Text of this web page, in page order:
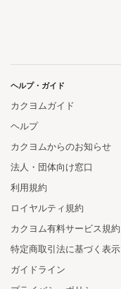
ヘルプ・ガイド
カクヨムガイド
ヘルプ
カクヨムからのお知らせ
法人・団体向け窓口
利用規約
ロイヤルティ規約
カクヨム有料サービス規約
特定商取引法に基づく表示
ガイドライン